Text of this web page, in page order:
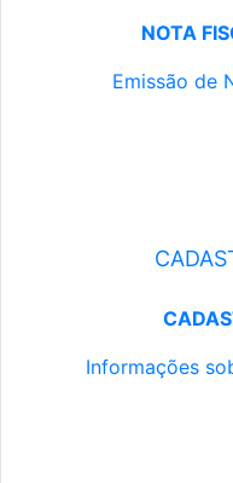
NOTA
Emissão de
Informações